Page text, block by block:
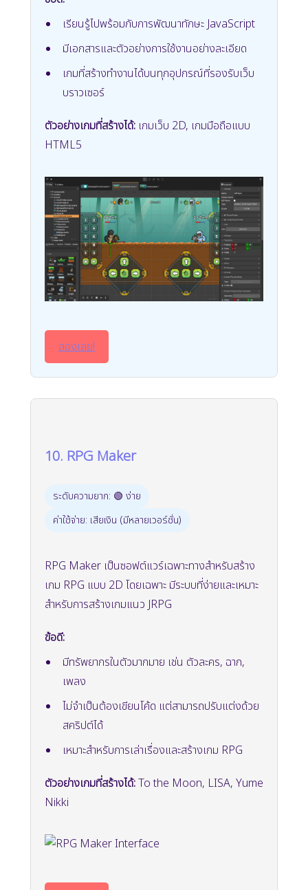
เรียนรู้ไปพร้อมกับการพัฒนาทักษะ JavaScript
มีเอกสารและตัวอย่างการใช้งานอย่างละเอียด
เกมที่สร้างทำงานได้บนทุกอุปกรณ์ที่รองรับเว็บ
บราวเซอร์
ตัวอย่างเกมที่สร้างได้: เกมเว็บ 2D, เกมมือถือแบบ
HTML5
ลองเลย!
10. RPG Maker
ระดับความยาก: 🟢 ง่าย
ค่าใช้จ่าย: เสียเงิน (มีหลายเวอร์ชั่น)
RPG Maker เป็นซอฟต์แวร์เฉพาะทางสำหรับสร้าง
เกม RPG แบบ 2D โดยเฉพาะ มีระบบที่ง่ายและเหมาะ
สำหรับการสร้างเกมแนว JRPG
ข้อดี:
มีทรัพยากรในตัวมากมาย เช่น ตัวละคร, ฉาก,
เพลง
ไม่จำเป็นต้องเขียนโค้ด แต่สามารถปรับแต่งด้วย
สคริปต์ได้
เหมาะสำหรับการเล่าเรื่องและสร้างเกม RPG
ตัวอย่างเกมที่สร้างได้:To the Moon, LISA, Yume
Nikki